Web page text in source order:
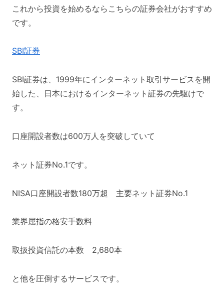
これから投資を始めるならこちらの証券会社がおすすめ
です。
SBI証券
SBI証券は、1999年にインターネット取引サービスを開
始した、日本におけるインターネット証券の先駆けで
す。
口座開設者数は600万人を突破していて
ネット証券No.1です。
NISA口座開設者数180万超 主要ネット証券No.1
業界屈指の格安手数料
取扱投資信託の本数 2,680本
と他を圧倒するサービスです。